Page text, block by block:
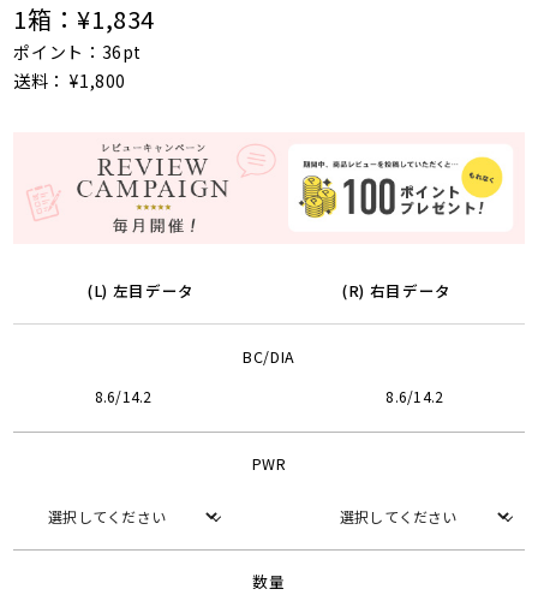
1箱：¥1,834
ポイント：36pt
送料： ¥1,800
(L) 左目データ (R) 右目データ
BC/DIA
8.6/14.2 8.6/14.2
PWR
数量